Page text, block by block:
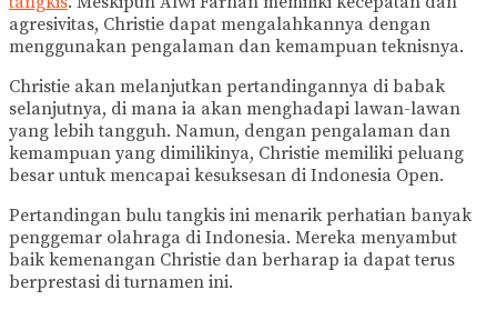
agresivitas, Christie dapat mengalahkannya dengan
menggunakan pengalaman dan kemampuan teknisnya.
Christie akan melanjutkan pertandingannya di babak
selanjutnya, di mana ia akan menghadapi lawan-lawan
yang lebih tangguh. Namun, dengan pengalaman dan
kemampuan yang dimilikinya, Christie memiliki peluang
besar untuk mencapai kesuksesan di Indonesia Open.
Pertandingan bulu tangkis ini menarik perhatian banyak
penggemar olahraga di Indonesia. Mereka menyambut
baik kemenangan Christie dan berharap ia dapat terus
berprestasi di turnamen ini.